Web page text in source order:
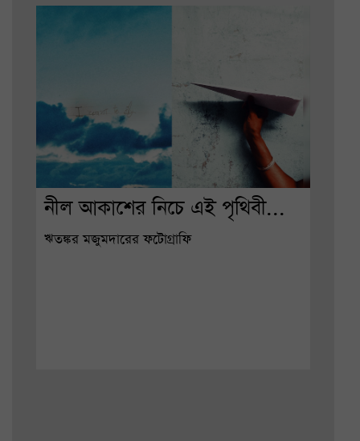
নীল আকাশের নিচে এই পৃথিবী...
ঋতঙ্কর মজুমদারের ফটোগ্রাফি